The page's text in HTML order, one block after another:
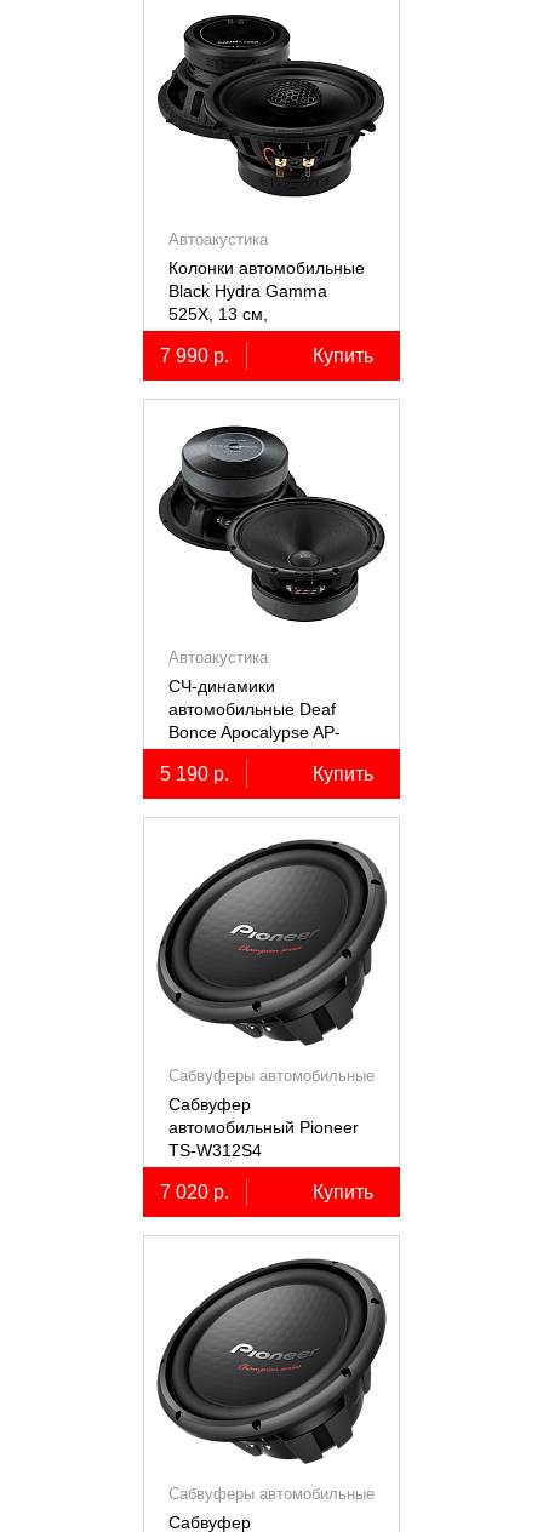
Автоакустика
Колонки автомобильные
Black Hydra Gamma
525X, 13 см,
коаксиальные
двухполосные, 2 шт.
7 990 р. Купить
Автоакустика
СЧ-динамики
автомобильные Deaf
Bonce Apocalypse AP-
M61SE PRO
5 190 р. Купить
Сабвуферы автомобильные
Сабвуфер
автомобильный Pioneer
TS-W312S4
7 020 р. Купить
Сабвуферы автомобильные
Сабвуфер